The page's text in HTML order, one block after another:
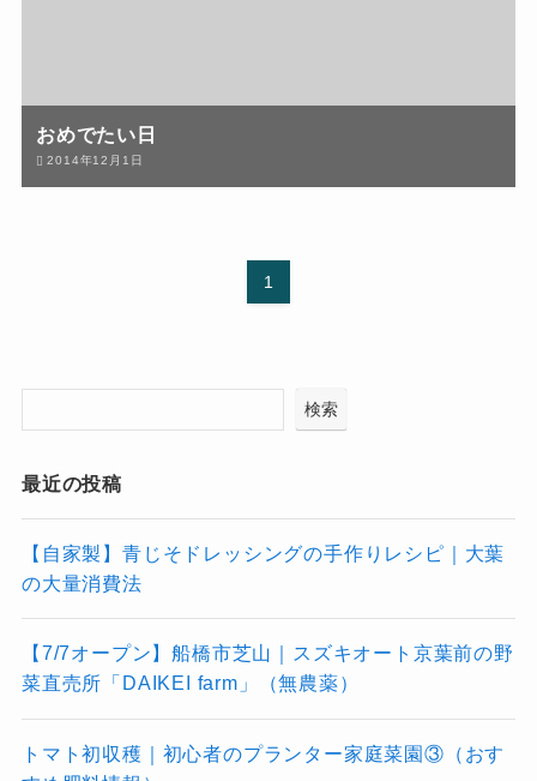
おめでたい日
2014年12月1日
1
検索
最近の投稿
【自家製】青じそドレッシングの手作りレシピ｜大葉
の大量消費法
【7/7オープン】船橋市芝山｜スズキオート京葉前の野
菜直売所「DAIKEI farm」（無農薬）
トマト初収穫｜初心者のプランター家庭菜園③（おす